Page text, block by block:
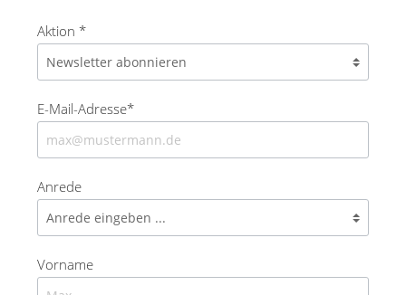
Aktion *
E-Mail-Adresse*
Anrede
Vorname